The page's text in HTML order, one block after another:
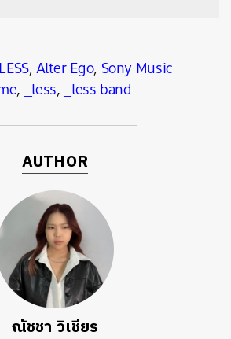
,Alter Ego,Sony Music
,_less,_less band
AUTHOR
ณัชชา วิเชียร